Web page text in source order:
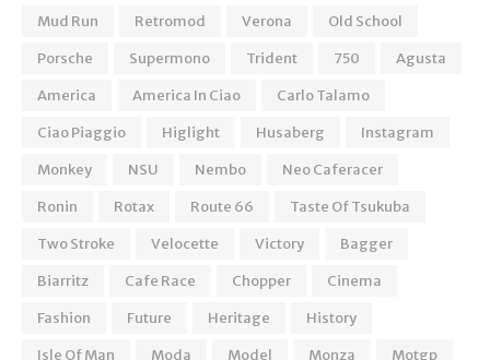
Mud Run
Retromod Verona
Old School
Porsche
Supermono Trident 750
Agusta
America
America In Ciao
Carlo Talamo
Ciao Piaggio
Higlight Husaberg
Instagram
Monkey
NSU Nembo
Neo Caferacer
Ronin
Rotax Route 66
Taste Of Tsukuba
Two Stroke
Velocette Victory
Bagger
Biarritz
Cafe Race Chopper
Cinema
Fashion
Future Heritage
History
Isle Of Man
Moda Model Monza Motgp